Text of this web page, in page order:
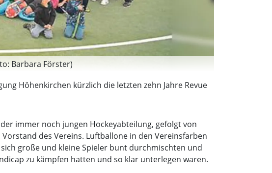
Barbara Förster)
Höhenkirchen kürzlich die letzten zehn Jahre Revue
immer noch jungen Hockeyabteilung, gefolgt von
des Vereins. Luftballone in den Vereinsfarben
große und kleine Spieler bunt durchmischten und
zu kämpfen hatten und so klar unterlegen waren.